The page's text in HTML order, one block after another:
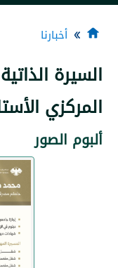
الذاتية
الأستاذ